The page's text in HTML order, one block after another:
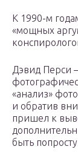
К 1990-м
«мощных
Дэвид Перси
«анализ»
и обратив
пришел к
быть